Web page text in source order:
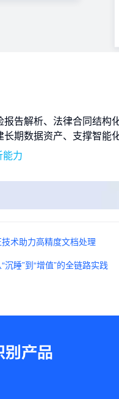
告解析、法律合同结
期数据资产、支撑智能
能力
术助力高精度文档处理
睡”到“增值”的全链路实践